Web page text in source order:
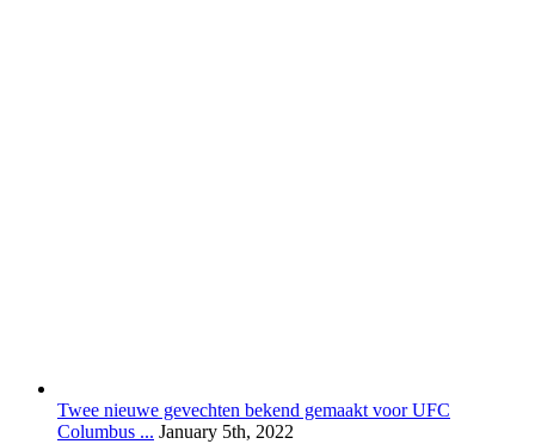
Twee nieuwe gevechten bekend gemaakt voor UFC
Columbus ... January 5th, 2022